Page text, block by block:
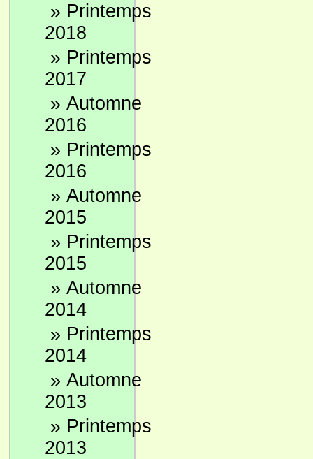
» Printemps
2018
» Printemps
2017
» Automne
2016
» Printemps
2016
» Automne
2015
» Printemps
2015
» Automne
2014
» Printemps
2014
» Automne
2013
» Printemps
2013